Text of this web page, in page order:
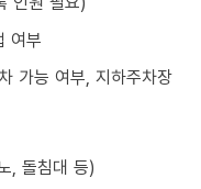
여부
가능 여부, 지하주차장
, 돌침대 등)